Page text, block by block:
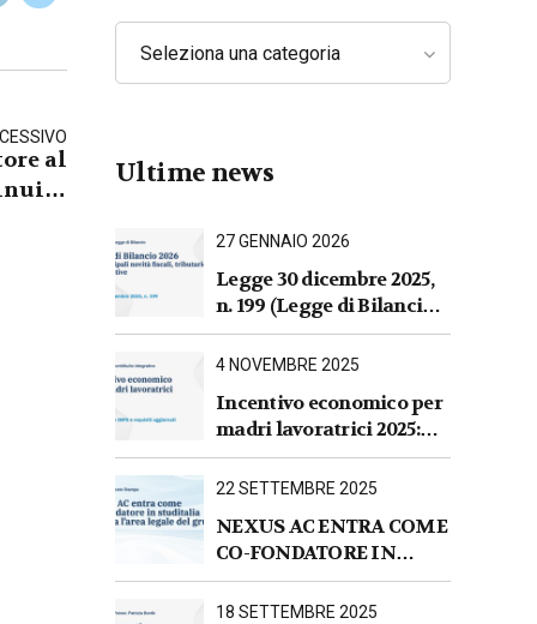
al
Seleziona una categoria
Ultime news
27 GENNAIO 2026
Legge 30 dicembre 2025,
n. 199 (Legge di Bilancio
2026).Sintesi commentata
delle principali novità
contributive e per le
imprese
4 NOVEMBRE 2025
Incentivo economico per
madri lavoratrici 2025:
nuove regole INPS e
requisiti aggiornati
22 SETTEMBRE 2025
NEXUS AC ENTRA COME
CO-FONDATORE IN
STUDITALIA E AVVIA
L’AREA LEGALE DEL
18 SETTEMBRE 2025